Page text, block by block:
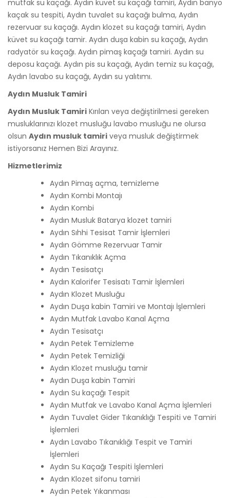
mutfak su kaçağı. Aydın küvet su kaçağı tamiri, Aydın banyo
kaçak su tespiti, Aydın tuvalet su kaçağı bulma, Aydın
rezervuar su kaçağı. Aydın klozet su kaçağı tamiri, Aydın
küvet su kaçağı tamir. Aydın duşa kabin su kaçağı, Aydın
radyatör su kaçağı. Aydın pimaş kaçağı tamiri. Aydın su
deposu kaçağı. Aydın pis su kaçağı, Aydın temiz su kaçağı,
Aydın lavabo su kaçağı, Aydın su yalıtımı.
Aydın Musluk Tamiri
Aydın Musluk Tamiri Kırılan veya değiştirilmesi gereken
musluklarınızı klozet musluğu lavabo musluğu ne olursa
olsun Aydın musluk tamiri veya musluk değiştirmek
istiyorsanız Hemen Bizi Arayınız.
Hizmetlerimiz
Aydın Pimaş açma, temizleme
Aydın Kombi Montajı
Aydın Kombi
Aydın Musluk Batarya klozet tamiri
Aydın Sıhhi Tesisat Tamir İşlemleri
Aydın Gömme Rezervuar Tamir
Aydın Tıkanıklık Açma
Aydın Tesisatçı
Aydın Kalorifer Tesisatı Tamir İşlemleri
Aydın Klozet Musluğu
Aydın Duşa kabin Tamiri ve Montajı İşlemleri
Aydın Mutfak Lavabo Kanal Açma
Aydın Tesisatçı
Aydın Petek Temizleme
Aydın Petek Temizliği
Aydın Klozet musluğu tamir
Aydın Duşa kabin Tamiri
Aydın Su kaçağı Tespit
Aydın Mutfak ve Lavabo Kanal Açma İşlemleri
Aydın Tuvalet Gider Tıkanıklığı Tespiti ve Tamiri
İşlemleri
Aydın Lavabo Tıkanıklığı Tespit ve Tamiri
İşlemleri
Aydın Su Kaçağı Tespiti İşlemleri
Aydın Klozet sifonu tamiri
Aydın Petek Yıkanması